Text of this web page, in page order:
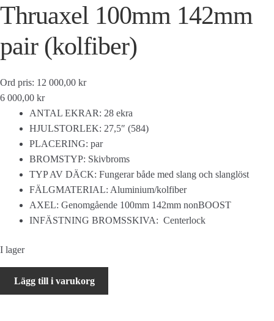
Thruaxel 100mm 142mm
pair (kolfiber)
Ord pris: 12 000,00 kr
6 000,00 kr
ANTAL EKRAR: 28 ekra
HJULSTORLEK: 27,5″ (584)
PLACERING: par
BROMSTYP: Skivbroms
TYP AV DÄCK: Fungerar både med slang och slanglöst
FÄLGMATERIAL: Aluminium/kolfiber
AXEL: Genomgående 100mm 142mm nonBOOST
INFÄSTNING BROMSSKIVA: Centerlock
I lager
M9000
Lägg till i varukorg